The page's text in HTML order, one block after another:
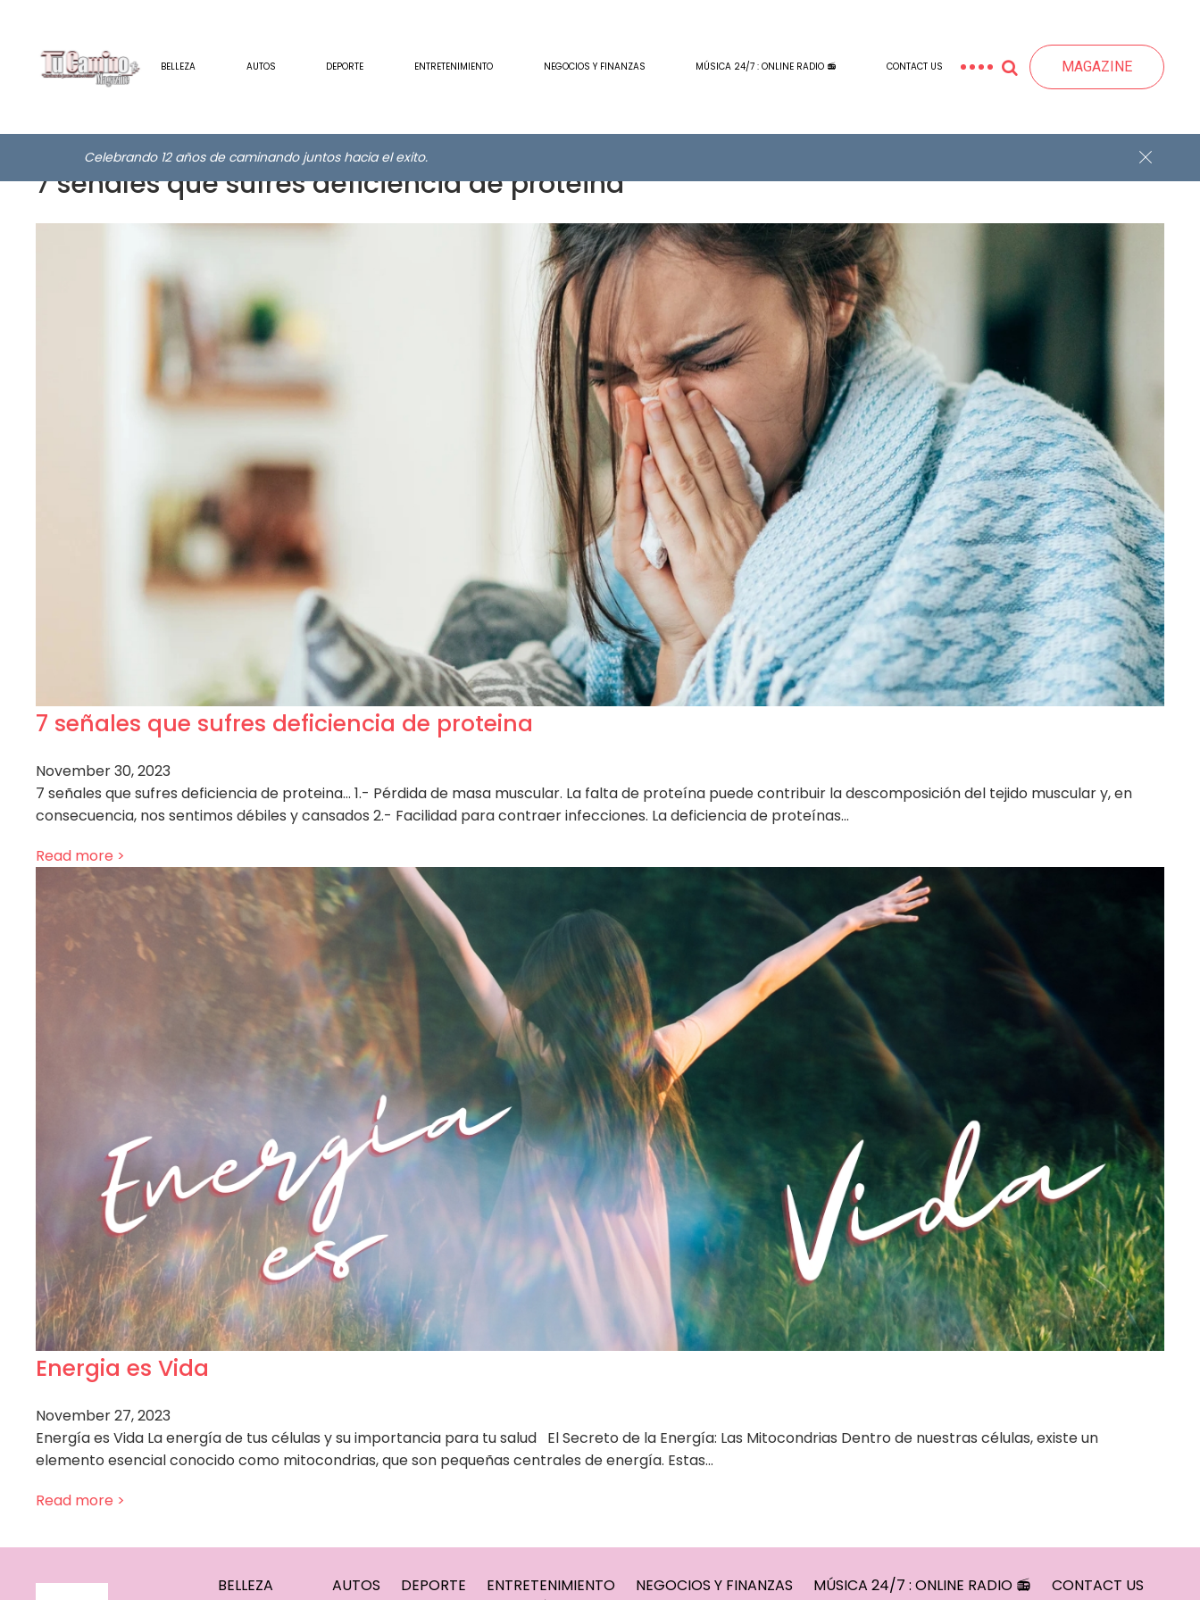
BELLEZA AUTOS DEPORTE ENTRETENIMIENTO NEGOCIOS Y FINANZAS MÚSICA 24/7 : ONLINE RADIO 📻 CONTACT US MAGAZINE
Celebrando 12 años de caminando juntos hacia el exito.
7 señales que sufres deficiencia de proteina
7 señales que sufres deficiencia de proteina
November 30, 2023
7 señales que sufres deficiencia de proteina… 1.- Pérdida de masa muscular. La falta de proteína puede contribuir la descomposición del tejido muscular y, en
consecuencia, nos sentimos débiles y cansados 2.- Facilidad para contraer infecciones. La deficiencia de proteínas…
Read more >
Energia es Vida
November 27, 2023
Energía es Vida La energía de tus células y su importancia para tu salud El Secreto de la Energía: Las Mitocondrias Dentro de nuestras células, existe un
elemento esencial conocido como mitocondrias, que son pequeñas centrales de energía. Estas…
Read more >
BELLEZA
AUTOS DEPORTE
ENTRETENIMIENTO
NEGOCIOS Y FINANZAS
MÚSICA 24/7 : ONLINE RADIO 📻
CONTACT US